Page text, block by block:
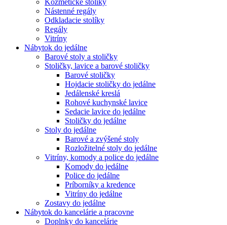
Nástenné regály
Odkladacie stolíky
Regály
Vitríny
Nábytok do jedálne
Barové stoly a stoličky
Stoličky, lavice a barové stoličky
Barové stoličky
Hojdacie stoličky do jedálne
Jedálenské kreslá
Rohové kuchynské lavice
Sedacie lavice do jedálne
Stoličky do jedálne
Stoly do jedálne
Barové a zvýšené stoly
Rozložitelné stoly do jedálne
Vitríny, komody a police do jedálne
Komody do jedálne
Police do jedálne
Príborníky a kredence
Vitríny do jedálne
Zostavy do jedálne
Nábytok do kancelárie a pracovne
Doplnky do kancelárie